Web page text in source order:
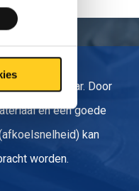
goed lasbaar. Door
en een goede
kan
worden.